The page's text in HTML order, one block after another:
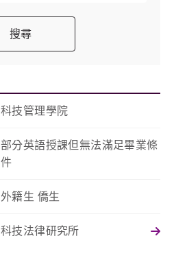
搜尋
科技管理學院
部分英語授課但無法滿足畢業條
件
外籍生 僑生
科技法律研究所